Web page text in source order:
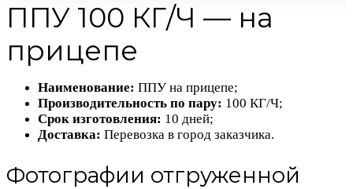
ППУ 100 КГ/Ч — на
прицепе
Наименование: ППУ на прицепе;
Производительность по пару: 100 КГ/Ч;
Срок изготовления: 10 дней;
Доставка: Перевозка в город заказчика.
Фотографии отгруженной